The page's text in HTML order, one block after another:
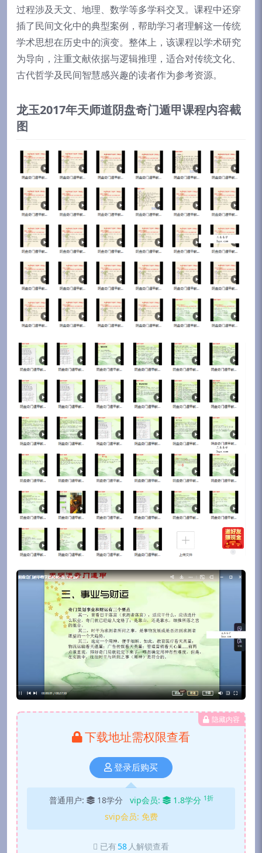
过程涉及天文、地理、数学等多学科交叉。课程中还穿
插了民间文化中的典型案例，帮助学习者理解这一传统
学术思想在历史中的演变。整体上，该课程以学术研究
为导向，注重文献依据与逻辑推理，适合对传统文化、
古代哲学及民间智慧感兴趣的读者作为参考资源。
龙玉2017年天师道阴盘奇门遁甲课程内容截
图
隐藏内容
下载地址需权限查看
登录后购买
普通用户: 18学分 vip会员: 1.8学分 1折
svip会员: 免费
已有 58 人解锁查看